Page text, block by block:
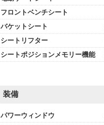
フロントベンチシート
バケットシート
シートリフター
シートポジションメモリー機能
装備
パワーウィンドウ